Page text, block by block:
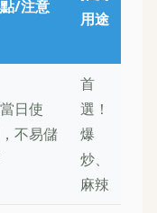
/注意
用途
日使
不易儲
首
選！
爆
炒、
麻辣